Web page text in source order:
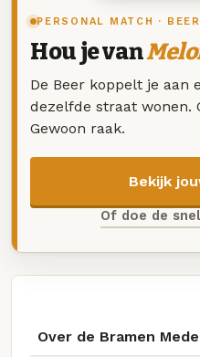
PERSONAL MATCH ·
Hou je van
De Beer koppelt je aan
dezelfde straat wonen.
Gewoon raak.
Bekijk
Of doe de
Over de Bramen